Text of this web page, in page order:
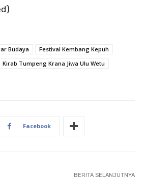
Budaya
Festival Kembang Kepuh
Kirab Tumpeng Krana Jiwa Ulu Wetu
Facebook
BERITA SELANJUTNYA